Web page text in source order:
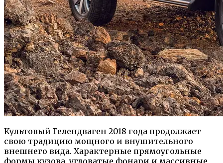
Культовый Гелендваген 2018 года продолжает
свою традицию мощного и внушительного
внешнего вида. Характерные прямоугольные
формы кузова, угловатые фонари и массивные